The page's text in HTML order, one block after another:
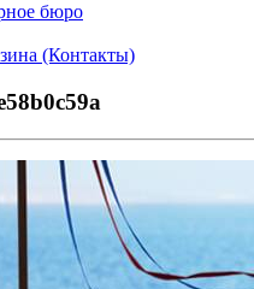
бюро
(Контакты)